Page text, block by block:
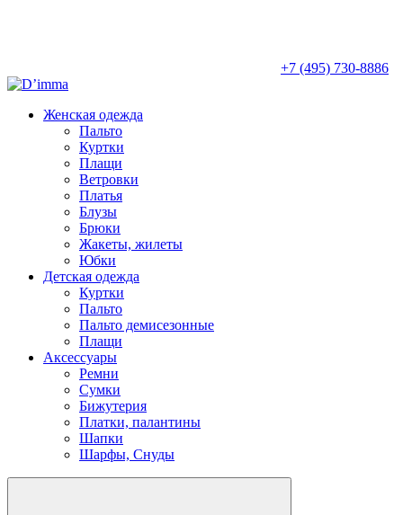
+7 (495) 730-8886
Женская одежда
Пальто
Куртки
Плащи
Ветровки
Платья
Блузы
Брюки
Жакеты, жилеты
Юбки
Детская одежда
Куртки
Пальто
Пальто демисезонные
Плащи
Аксессуары
Ремни
Сумки
Бижутерия
Платки, палантины
Шапки
Шарфы, Снуды